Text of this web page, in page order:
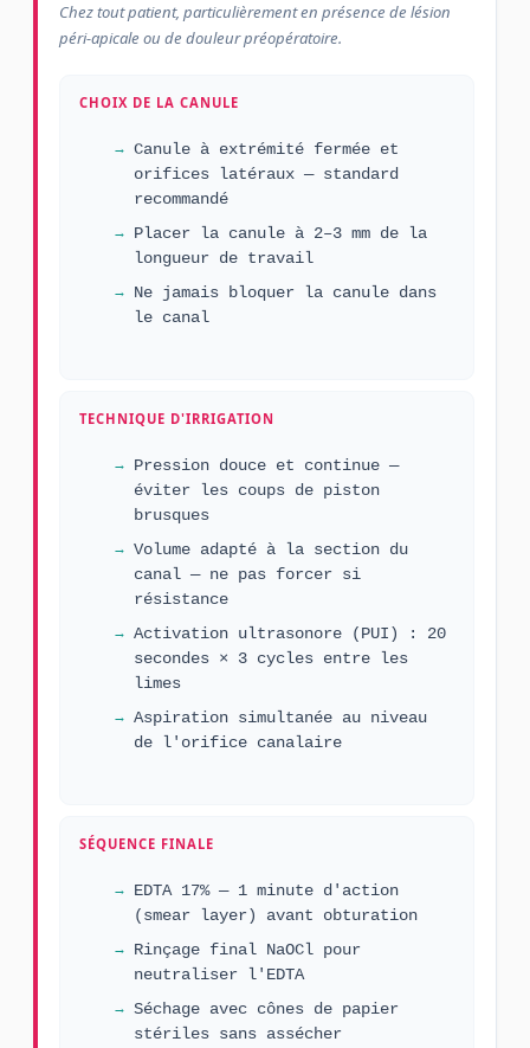
Chez tout patient, particulièrement en présence de lésion
péri-apicale ou de douleur préopératoire.
CHOIX DE LA CANULE
Canule à extrémité fermée et
orifices latéraux — standard
recommandé
Placer la canule à 2–3 mm de la
longueur de travail
Ne jamais bloquer la canule dans
le canal
TECHNIQUE D'IRRIGATION
Pression douce et continue —
éviter les coups de piston
brusques
Volume adapté à la section du
canal — ne pas forcer si
résistance
Activation ultrasonore (PUI) : 20
secondes × 3 cycles entre les
limes
Aspiration simultanée au niveau
de l'orifice canalaire
SÉQUENCE FINALE
EDTA 17% — 1 minute d'action
(smear layer) avant obturation
Rinçage final NaOCl pour
neutraliser l'EDTA
Séchage avec cônes de papier
stériles sans assécher